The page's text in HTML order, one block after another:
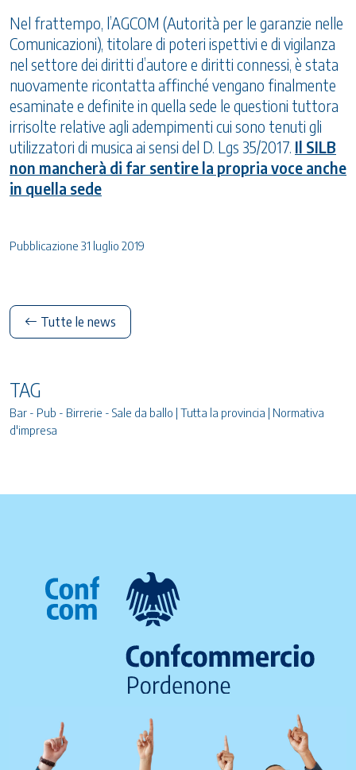
Nel frattempo, l’AGCOM (Autorità per le garanzie nelle
Comunicazioni), titolare di poteri ispettivi e di vigilanza
nel settore dei diritti d’autore e diritti connessi, è stata
nuovamente ricontatta affinché vengano finalmente
esaminate e definite in quella sede le questioni tuttora
irrisolte relative agli adempimenti cui sono tenuti gli
utilizzatori di musica ai sensi del D. Lgs 35/2017. Il SILB
non mancherà di far sentire la propria voce anche
in quella sede
Pubblicazione 31 luglio 2019
Tutte le news
TAG
Bar - Pub - Birrerie - Sale da ballo | Tutta la provincia | Normativa
d'impresa